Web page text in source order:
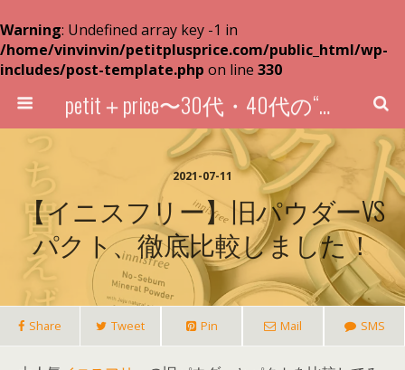
Warning: Undefined array key -1 in
/home/vinvinvin/petitplusprice.com/public_html/wp-
includes/post-template.php on line 330
petit＋price〜30代・40代の“超プチプラ”買い物術〜
2021-07-11
【イニスフリー】旧パウダーVS
パクト、徹底比較しました！
Share Tweet Pin Mail SMS